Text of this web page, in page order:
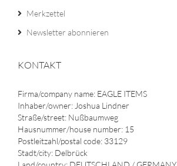
Merkzettel
Newsletter abonnieren
KONTAKT
Firma/company name: EAGLE ITEMS
Inhaber/owner: Joshua Lindner
Straße/street: Nußbaumweg
Hausnummer/house number: 15
Postleitzahl/postal code: 33129
Stadt/city: Delbrück